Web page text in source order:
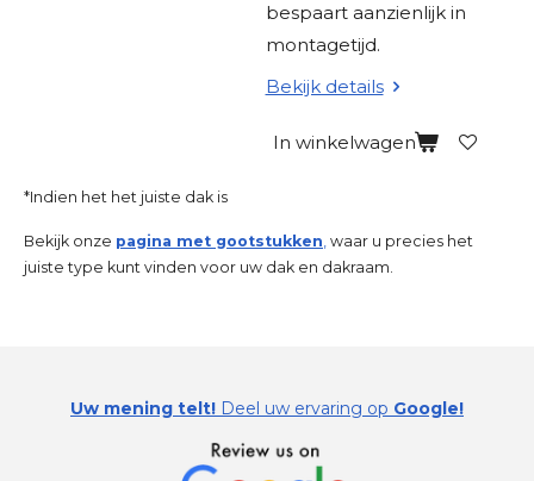
bespaart aanzienlijk in
montagetijd.
Bekijk details
In winkelwagen
*Indien het het juiste dak is
Bekijk onze pagina met gootstukken, waar u precies het
juiste type kunt vinden voor uw dak en dakraam.
Uw mening telt! Deel uw ervaring op Google!